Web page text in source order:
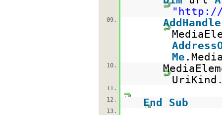
" http://
09.
Me
10.
11.
12.
End Sub
13.